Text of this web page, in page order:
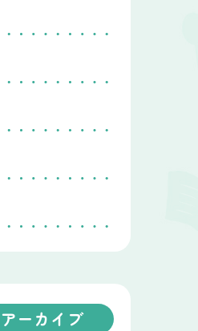
アーカイブ